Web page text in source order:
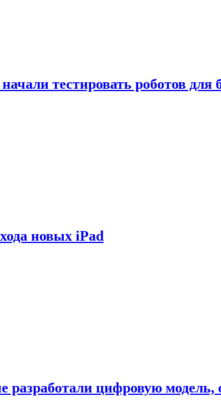
тестировать роботов
новых iPad
разработали цифровую